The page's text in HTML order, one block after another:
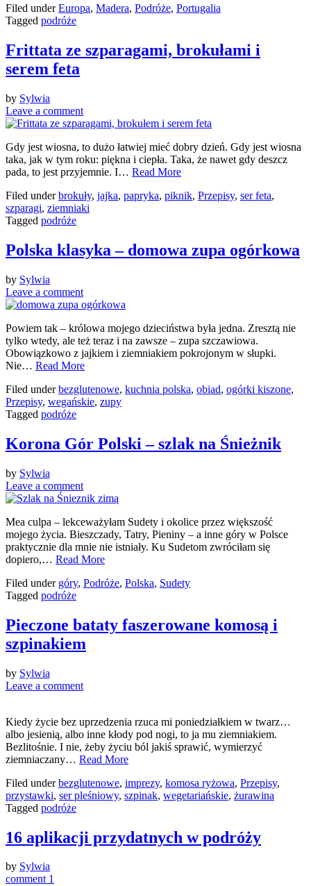
Filed underEuropa, Madera, Podróże, Portugalia
Tagged podróże
Frittata ze szparagami, brokułami i
serem feta
by Sylwia
Leave a comment
Gdy jest wiosna, to dużo łatwiej mieć dobry dzień. Gdy jest wiosna
taka, jak w tym roku: piękna i ciepła. Taka, że nawet gdy deszcz
pada, to jest przyjemnie. I… Read More
Filed underbrokuły, jajka, papryka, piknik, Przepisy, ser feta,
szparagi, ziemniaki
Tagged podróże
Polska klasyka – domowa zupa ogórkowa
by Sylwia
Leave a comment
Powiem tak – królowa mojego dzieciństwa była jedna. Zresztą nie
tylko wtedy, ale też teraz i na zawsze – zupa szczawiowa.
Obowiązkowo z jajkiem i ziemniakiem pokrojonym w słupki.
Nie… Read More
Filed underbezglutenowe, kuchnia polska, obiad, ogórki kiszone,
Przepisy, wegańskie, zupy
Tagged podróże
Korona Gór Polski – szlak na Śnieżnik
by Sylwia
Leave a comment
Mea culpa – lekceważyłam Sudety i okolice przez większość
mojego życia. Bieszczady, Tatry, Pieniny – a inne góry w Polsce
praktycznie dla mnie nie istniały. Ku Sudetom zwróciłam się
dopiero,… Read More
Filed under góry, Podróże, Polska, Sudety
Tagged podróże
Pieczone bataty faszerowane komosą i
szpinakiem
by Sylwia
Leave a comment
Kiedy życie bez uprzedzenia rzuca mi poniedziałkiem w twarz…
albo jesienią, albo inne kłody pod nogi, to ja mu ziemniakiem.
Bezlitośnie. I nie, żeby życiu ból jakiś sprawić, wymierzyć
ziemniaczany… Read More
Filed underbezglutenowe, imprezy, komosa ryżowa, Przepisy,
przystawki, ser pleśniowy, szpinak, wegetariańskie, żurawina
Tagged podróże
16 aplikacji przydatnych w podróży
by Sylwia
comment 1